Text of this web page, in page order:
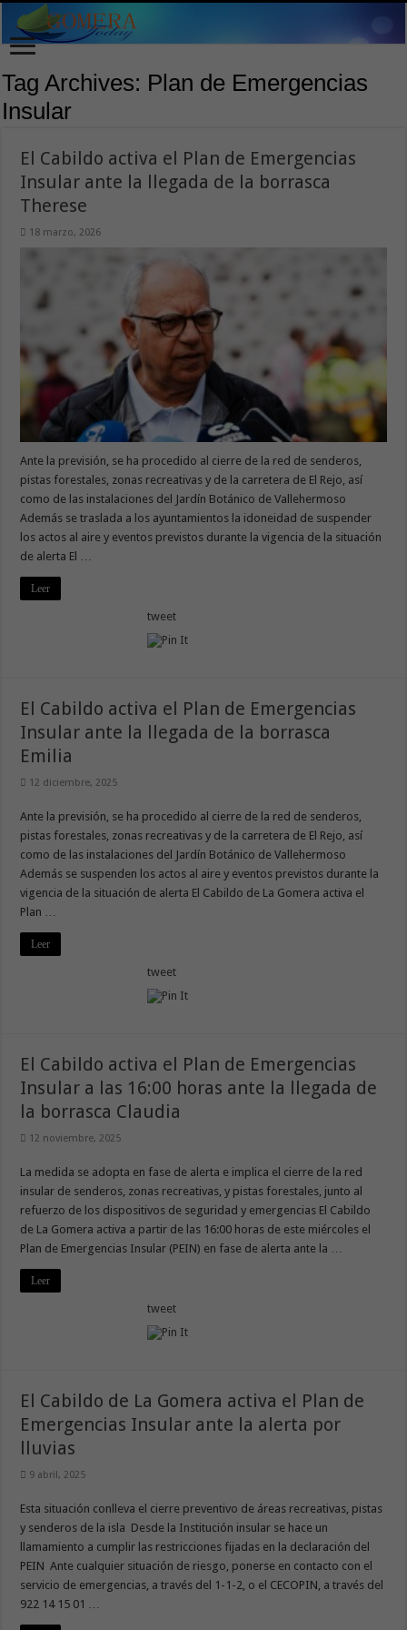
Tag Archives: Plan de Emergencias
Insular
El Cabildo activa el Plan de Emergencias
Insular ante la llegada de la borrasca
Therese
18 marzo, 2026
Ante la previsión, se ha procedido al cierre de la red de senderos,
pistas forestales, zonas recreativas y de la carretera de El Rejo, así
como de las instalaciones del Jardín Botánico de Vallehermoso
Además se traslada a los ayuntamientos la idoneidad de suspender
los actos al aire y eventos previstos durante la vigencia de la situación
de alerta El …
Leer
tweet
El Cabildo activa el Plan de Emergencias
Insular ante la llegada de la borrasca
Emilia
12 diciembre, 2025
Ante la previsión, se ha procedido al cierre de la red de senderos,
pistas forestales, zonas recreativas y de la carretera de El Rejo, así
como de las instalaciones del Jardín Botánico de Vallehermoso
Además se suspenden los actos al aire y eventos previstos durante la
vigencia de la situación de alerta El Cabildo de La Gomera activa el
Plan …
Leer
tweet
El Cabildo activa el Plan de Emergencias
Insular a las 16:00 horas ante la llegada de
la borrasca Claudia
12 noviembre, 2025
La medida se adopta en fase de alerta e implica el cierre de la red
insular de senderos, zonas recreativas, y pistas forestales, junto al
refuerzo de los dispositivos de seguridad y emergencias El Cabildo
de La Gomera activa a partir de las 16:00 horas de este miércoles el
Plan de Emergencias Insular (PEIN) en fase de alerta ante la …
Leer
tweet
El Cabildo de La Gomera activa el Plan de
Emergencias Insular ante la alerta por
lluvias
9 abril, 2025
Esta situación conlleva el cierre preventivo de áreas recreativas, pistas
y senderos de la isla Desde la Institución insular se hace un
llamamiento a cumplir las restricciones fijadas en la declaración del
PEIN Ante cualquier situación de riesgo, ponerse en contacto con el
servicio de emergencias, a través del 1-1-2, o el CECOPIN, a través del
922 14 15 01 …